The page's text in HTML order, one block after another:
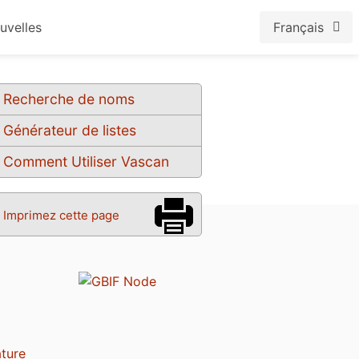
Français
Recherche de noms
Générateur de listes
Comment Utiliser Vascan
Imprimez cette page